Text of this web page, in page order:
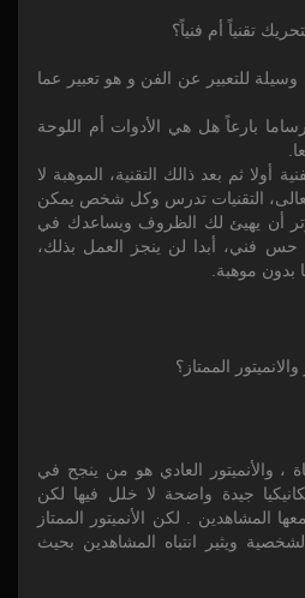
تقنياً أم فنياً؟
وسيلة للتعبير عن الفن و هو تعبير عما
بارعاً هل هي الأدوات أم اللوحة
أولا ثم بعد ذالك التقنية، الموهبة لا
التقنيات تدرس وكل شخص يمكن
أن يهيئ لك الظروف ويساعدك في
فني، أبدا لن ينجز العمل بذلك،
بدون موهبة.
الممتاز؟
، والأنميتور العادي هو من ينجح في
جيدة واضحة لا خلل فيها لكن
المشاهدين . لكن الأنميتور الممتاز
ويثير انتباه المشاهدين بحيث